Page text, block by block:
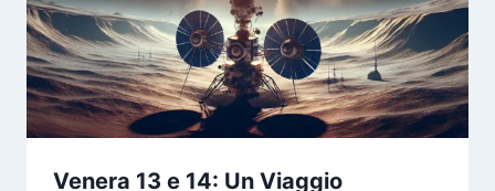
Venera 13 e 14: Un Viaggio